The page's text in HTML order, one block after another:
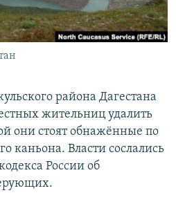
района Дагестана
жительниц удалить
они стоят обнажённые по
каньона. Власти сослались
России об